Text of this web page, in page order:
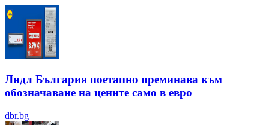
Лидл България поетапно преминава към
обозначаване на цените само в евро
dbr.bg